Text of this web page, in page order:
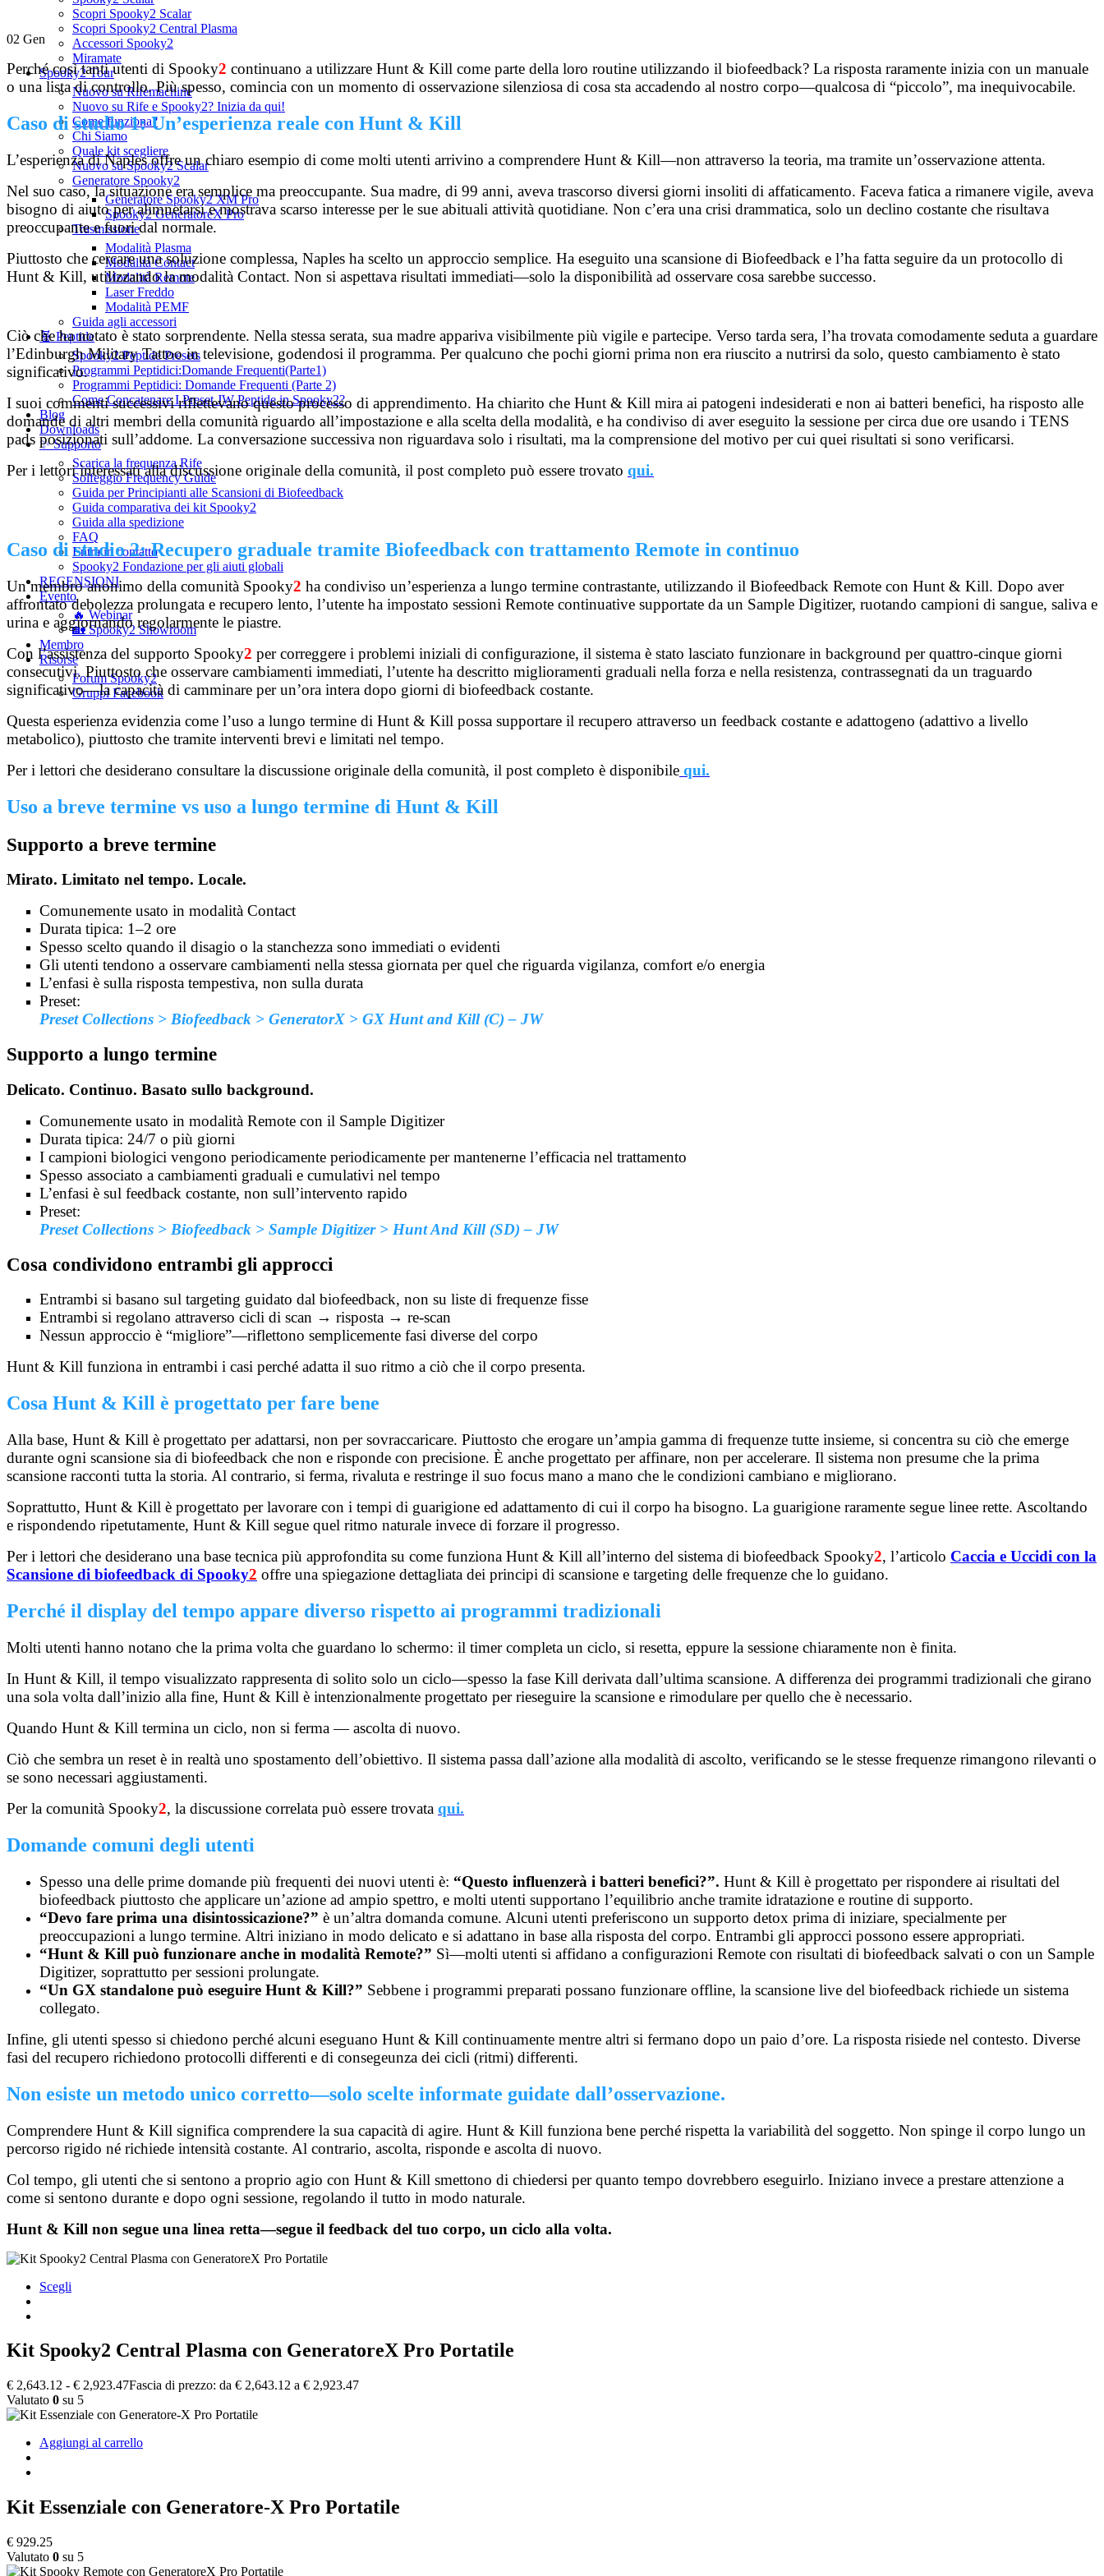
Scopri Spooky2 Scalar
Scopri Spooky2 Central Plasma
Accessori Spooky2
Miramate
Spooky2 Tour
Nuovo su Rifemachine
Nuovo su Rife e Spooky2? Inizia da qui!
Come funziona?
Chi Siamo
Quale kit scegliere
Nuovo su Spooky2 Scalar
Generatore Spooky2
Generatore Spooky2 XM Pro
Spooky2 GeneratoreX Pro
Trasmissione
Modalità Plasma
Modalità Contact
Modalità Remote
Laser Freddo
Modalità PEMF
Guida agli accessori
🧬 Peptide
Spooky2 Peptide Presets
Programmi Peptidici:Domande Frequenti(Parte1)
Programmi Peptidici: Domande Frequenti (Parte 2)
Come Concatenare I Preset JW Peptide in Spooky2?
Blog
Downloads
✨ Supporto
Scarica la frequenza Rife
Solfeggio Frequency Guide
Guida per Principianti alle Scansioni di Biofeedback
Guida comparativa dei kit Spooky2
Guida alla spedizione
FAQ
Entra in contatto
Spooky2 Fondazione per gli aiuti globali
RECENSIONI
Evento
🔥 Webinar
🏡 Spooky2 Showroom
Membro
Risorse
Forum Spooky2
Gruppi Facebook
02 Gen
Perché così tanti utenti di Spooky2 continuano a utilizzare Hunt & Kill come parte della loro routine utilizzando il biofeedback? La risposta raramente inizia con un manuale
o una lista di controllo. Più spesso, comincia con un momento di osservazione silenziosa di cosa sta accadendo al nostro corpo—qualcosa di “piccolo”, ma inequivocabile.
Caso di studio 1: Un’esperienza reale con Hunt & Kill
L’esperienza di Naples offre un chiaro esempio di come molti utenti arrivino a comprendere Hunt & Kill—non attraverso la teoria, ma tramite un’osservazione attenta.
Nel suo caso, la situazione era semplice ma preoccupante. Sua madre, di 99 anni, aveva trascorso diversi giorni insoliti di affaticamento. Faceva fatica a rimanere vigile, aveva
bisogno di aiuto per alimnetarsi e mostrava scarso interesse per le sue abituali attività quotidiane. Non c’era una crisi drammatica, solo un declino costante che risultava
preoccupante e fuori dal normale.
Piuttosto che cercare una soluzione complessa, Naples ha scelto un approccio semplice. Ha eseguito una scansione di Biofeedback e l’ha fatta seguire da un protocollo di
Hunt & Kill, utilizzando la modalità Contact. Non si aspettava risultati immediati—solo la disponibilità ad osservare cosa sarebbe successo.
Ciò che ha notato è stato sorprendente. Nella stessa serata, sua madre appariva visibilmente più vigile e partecipe. Verso tarda sera, l’ha trovata comodamente seduta a guardare
l’Edinburgh Military Tattoo in televisione, godendosi il programma. Per qualcuno che pochi giorni prima non era riuscito a nutrirsi da solo, questo cambiamento è stato
significativo.
I suoi commenti successivi riflettevano questo processo di apprendimento. Ha chiarito che Hunt & Kill mira ai patogeni indesiderati e non ai batteri benefici, ha risposto alle
domande di altri membri della comunità riguardo all’impostazione e alla scelta della modalità, e ha condiviso di aver eseguito la sessione per circa due ore usando i TENS
pads posizionati sull’addome. La conversazione successiva non riguardava solo i risultati, ma la comprensione del motivo per cui quei risultati si sono verificarsi.
Per i lettori interessati alla discussione originale della comunità, il post completo può essere trovato qui.
Caso di studio 2: Recupero graduale tramite Biofeedback con trattamento Remote in continuo
Un membro anonimo della comunità Spooky2 ha condiviso un’esperienza a lungo termine contrastante, utilizzando il Biofeedback Remote con Hunt & Kill. Dopo aver
affrontato debolezza prolungata e recupero lento, l’utente ha impostato sessioni Remote continuative supportate da un Sample Digitizer, ruotando campioni di sangue, saliva e
urina e aggiornando regolarmente le piastre.
Con l’assistenza del supporto Spooky2 per correggere i problemi iniziali di configurazione, il sistema è stato lasciato funzionare in background per quattro-cinque giorni
consecutivi. Piuttosto che osservare cambiamenti immediati, l’utente ha descritto miglioramenti graduali nella forza e nella resistenza, contrassegnati da un traguardo
significativo—la capacità di camminare per un’ora intera dopo giorni di biofeedback costante.
Questa esperienza evidenzia come l’uso a lungo termine di Hunt & Kill possa supportare il recupero attraverso un feedback costante e adattogeno (adattivo a livello
metabolico), piuttosto che tramite interventi brevi e limitati nel tempo.
Per i lettori che desiderano consultare la discussione originale della comunità, il post completo è disponibile qui.
Uso a breve termine vs uso a lungo termine di Hunt & Kill
Supporto a breve termine
Mirato. Limitato nel tempo. Locale.
Comunemente usato in modalità Contact
Durata tipica: 1–2 ore
Spesso scelto quando il disagio o la stanchezza sono immediati o evidenti
Gli utenti tendono a osservare cambiamenti nella stessa giornata per quel che riguarda vigilanza, comfort e/o energia
L’enfasi è sulla risposta tempestiva, non sulla durata
Preset:
Preset Collections > Biofeedback > GeneratorX > GX Hunt and Kill (C) – JW
Supporto a lungo termine
Delicato. Continuo. Basato sullo background.
Comunemente usato in modalità Remote con il Sample Digitizer
Durata tipica: 24/7 o più giorni
I campioni biologici vengono periodicamente periodicamente per mantenerne l’efficacia nel trattamento
Spesso associato a cambiamenti graduali e cumulativi nel tempo
L’enfasi è sul feedback costante, non sull’intervento rapido
Preset:
Preset Collections > Biofeedback > Sample Digitizer > Hunt And Kill (SD) – JW
Cosa condividono entrambi gli approcci
Entrambi si basano sul targeting guidato dal biofeedback, non su liste di frequenze fisse
Entrambi si regolano attraverso cicli di scan → risposta → re-scan
Nessun approccio è “migliore”—riflettono semplicemente fasi diverse del corpo
Hunt & Kill funziona in entrambi i casi perché adatta il suo ritmo a ciò che il corpo presenta.
Cosa Hunt & Kill è progettato per fare bene
Alla base, Hunt & Kill è progettato per adattarsi, non per sovraccaricare. Piuttosto che erogare un’ampia gamma di frequenze tutte insieme, si concentra su ciò che emerge
durante ogni scansione sia di biofeedback che non e risponde con precisione. È anche progettato per affinare, non per accelerare. Il sistema non presume che la prima
scansione racconti tutta la storia. Al contrario, si ferma, rivaluta e restringe il suo focus mano a mano che le condizioni cambiano e migliorano.
Soprattutto, Hunt & Kill è progettato per lavorare con i tempi di guarigione ed adattamento di cui il corpo ha bisogno. La guarigione raramente segue linee rette. Ascoltando
e rispondendo ripetutamente, Hunt & Kill segue quel ritmo naturale invece di forzare il progresso.
Per i lettori che desiderano una base tecnica più approfondita su come funziona Hunt & Kill all’interno del sistema di biofeedback Spooky2, l’articolo Caccia e Uccidi con la
Scansione di biofeedback di Spooky2 offre una spiegazione dettagliata dei principi di scansione e targeting delle frequenze che lo guidano.
Perché il display del tempo appare diverso rispetto ai programmi tradizionali
Molti utenti hanno notano che la prima volta che guardano lo schermo: il timer completa un ciclo, si resetta, eppure la sessione chiaramente non è finita.
In Hunt & Kill, il tempo visualizzato rappresenta di solito solo un ciclo—spesso la fase Kill derivata dall’ultima scansione. A differenza dei programmi tradizionali che girano
una sola volta dall’inizio alla fine, Hunt & Kill è intenzionalmente progettato per rieseguire la scansione e rimodulare per quello che è necessario.
Quando Hunt & Kill termina un ciclo, non si ferma — ascolta di nuovo.
Ciò che sembra un reset è in realtà uno spostamento dell’obiettivo. Il sistema passa dall’azione alla modalità di ascolto, verificando se le stesse frequenze rimangono rilevanti o
se sono necessari aggiustamenti.
Per la comunità Spooky2, la discussione correlata può essere trovata qui.
Domande comuni degli utenti
Spesso una delle prime domande più frequenti dei nuovi utenti è: “Questo influenzerà i batteri benefici?”. Hunt & Kill è progettato per rispondere ai risultati del
biofeedback piuttosto che applicare un’azione ad ampio spettro, e molti utenti supportano l’equilibrio anche tramite idratazione e routine di supporto.
“Devo fare prima una disintossicazione?” è un’altra domanda comune. Alcuni utenti preferiscono un supporto detox prima di iniziare, specialmente per
preoccupazioni a lungo termine. Altri iniziano in modo delicato e si adattano in base alla risposta del corpo. Entrambi gli approcci possono essere appropriati.
“Hunt & Kill può funzionare anche in modalità Remote?” Sì—molti utenti si affidano a configurazioni Remote con risultati di biofeedback salvati o con un Sample
Digitizer, soprattutto per sessioni prolungate.
“Un GX standalone può eseguire Hunt & Kill?” Sebbene i programmi preparati possano funzionare offline, la scansione live del biofeedback richiede un sistema
collegato.
Infine, gli utenti spesso si chiedono perché alcuni eseguano Hunt & Kill continuamente mentre altri si fermano dopo un paio d’ore. La risposta risiede nel contesto. Diverse
fasi del recupero richiedono protocolli differenti e di consegeunza dei cicli (ritmi) differenti.
Non esiste un metodo unico corretto—solo scelte informate guidate dall’osservazione.
Comprendere Hunt & Kill significa comprendere la sua capacità di agire. Hunt & Kill funziona bene perché rispetta la variabilità del soggetto. Non spinge il corpo lungo un
percorso rigido né richiede intensità costante. Al contrario, ascolta, risponde e ascolta di nuovo.
Col tempo, gli utenti che si sentono a proprio agio con Hunt & Kill smettono di chiedersi per quanto tempo dovrebbero eseguirlo. Iniziano invece a prestare attenzione a
come si sentono durante e dopo ogni sessione, regolando il tutto in modo naturale.
Hunt & Kill non segue una linea retta—segue il feedback del tuo corpo, un ciclo alla volta.
Scegli
Kit Spooky2 Central Plasma con GeneratoreX Pro Portatile
€ 2,643.12 - € 2,923.47Fascia di prezzo: da € 2,643.12 a € 2,923.47
Valutato 0 su 5
Aggiungi al carrello
Kit Essenziale con Generatore-X Pro Portatile
€ 929.25
Valutato 0 su 5